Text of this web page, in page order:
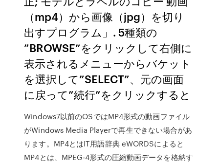
（mp4）から画像（jpg）を切り
出すプログラム」. 5種類の
”BROWSE”をクリックして右側に
表示されるメニューからバケット
を選択して”SELECT”、元の画面
に戻って”続行”をクリックすると
Windows7以前のOSではMP4形式の動画ファイル
がWindows Media Playerで再生できない場合があ
ります。MP4とはIT用語辞典 eWORDSによると
MP4とは、MPEG-4形式の圧縮動画データを格納す